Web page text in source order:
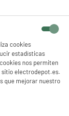
cookies
estadísticas
nos permiten
sitio electrodepot.es.
que mejorar nuestro